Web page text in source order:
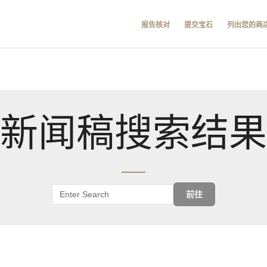
报告核对 提交宝石 列出您的商
新闻稿搜索结果
前往